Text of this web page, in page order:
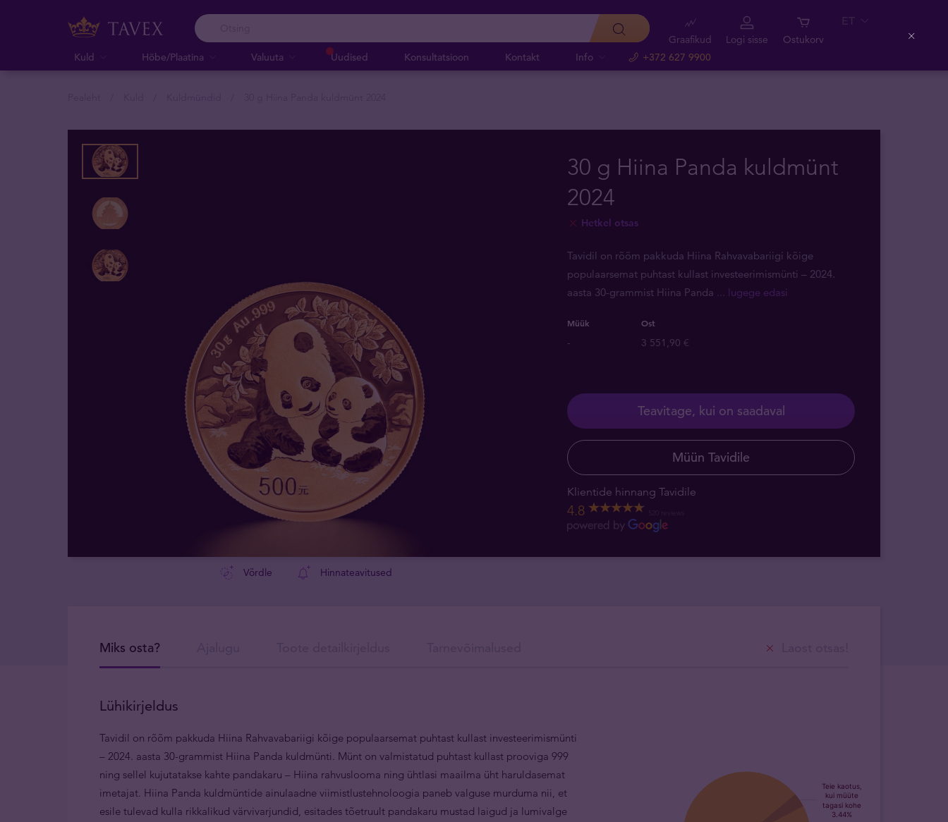
Kuld Hõbe/Plaatina Valuuta Uudised Konsultatsioon Kontakt Info +372 627 9900
Graafikud Logi sisse Ostukorv
ET
30 g Hiina Panda kuldmünt
2024
Hetkel otsas
Tavidil on rõõm pakkuda Hiina Rahvavabariigi kõige
populaarsemat puhtast kullast investeerimismünti – 2024.
aasta 30-grammist Hiina Panda ... lugege edasi
Müük Ost
- 3 551,90 €
Teavitage, kui on saadaval
Müün Tavidile
Klientide hinnang Tavidile
4.8
Võrdle Hinnateavitused
Miks osta?
Lühikirjeldus
Tavidil on rõõm pakkuda Hiina Rahvavabariigi kõige populaarsemat puhtast kullast investeerimismünti
– 2024. aasta 30-grammist Hiina Panda kuldmünti. Münt on valmistatud puhtast kullast prooviga 999
ning sellel kujutatakse kahte pandakaru – Hiina rahvuslooma ning ühtlasi maailma üht haruldasemat
imetajat. Hiina Panda kuldmüntide ainulaadne viimistlustehnoloogia paneb valguse murduma nii, et
esile tulevad kulla rikkalikud värvivarjundid, esitades tõetruult pandakaru mustad laigud ja lumivalge
Close